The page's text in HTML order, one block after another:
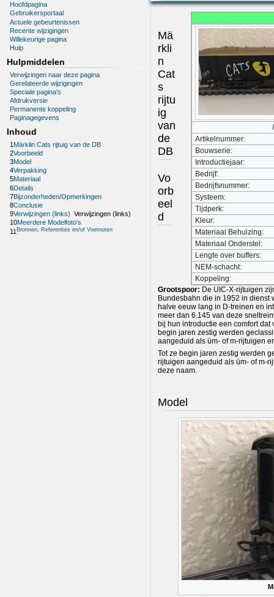
Hoofdpagina
Gebruikersportaal
Actuele gebeurtenissen
Recente wijzigingen
Willekeurige pagina
Hulp
Hulpmiddelen
Verwijzingen naar deze pagina
Gerelateerde wijzigingen
Speciale pagina's
Afdrukversie
Permanente koppeling
Paginagegevens
Inhoud
1 Märklin Cats rijtuig van de DB
2Voorbeeld
3Model
4Verpakking
5Materiaal
6Details
7Bijzonderheden/Opmerkingen
8Conclusie
9Verwijzingen (links) Verwijzingen (links)
10Meerdere Modelfoto's
11Bronnen, Referenties en/of Voetnoten
Artikelnummer:
Bouwserie:
Introductiejaar:
Bedrijf:
Bedrijfsnummer:
Systeem:
Tijdperk:
Kleur:
Materiaal Behuizing:
Materiaal Onderstel:
Lengte over buffers:
NEM-schacht:
Koppeling:
Mä
rkli
n
Cat
s
rijtu
ig
van
de
DB
Vo
orb
eel
d
Grootspoor: De UIC-X-rijtuigen
Bundesbahn die in 1952 in dienst
halve eeuw lang in D-treinen en
meer dan 6.145 van deze
bij hun introductie een comfort
begin jaren zestig werden
aangeduid als üm- of m-rijtuigen
Tot ze begin jaren zestig werden
rijtuigen aangeduid als üm- of m-
deze naam.
Model